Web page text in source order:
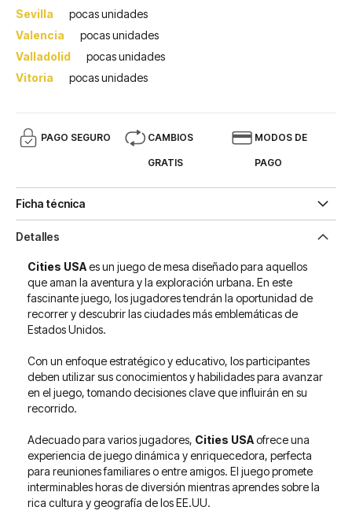
Sevilla
pocas unidades
Valencia
pocas unidades
Valladolid
pocas unidades
Vitoria
pocas unidades
PAGO SEGURO CAMBIOS
GRATIS
MODOS DE
PAGO
Ficha técnica
Detalles
Cities USAes un juego de mesa diseñado para aquellos
que aman la aventura y la exploración urbana. En este
fascinante juego, los jugadores tendrán la oportunidad de
recorrer y descubrir las ciudades más emblemáticas de
Estados Unidos.
Con un enfoque estratégico y educativo, los participantes
deben utilizar sus conocimientos y habilidades para avanzar
en el juego, tomando decisiones clave que influirán en su
recorrido.
Adecuado para varios jugadores, Cities USAofrece una
experiencia de juego dinámica y enriquecedora, perfecta
para reuniones familiares o entre amigos. El juego promete
interminables horas de diversión mientras aprendes sobre la
rica cultura y geografía de los EE.UU.